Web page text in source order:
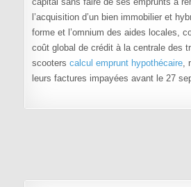
l’acquisition d’un bien immobilier et
forme et l’omnium des aides locales,
coût global de crédit à la centrale des
scooters calcul emprunt hypothécaire,
leurs factures impayées avant le 27